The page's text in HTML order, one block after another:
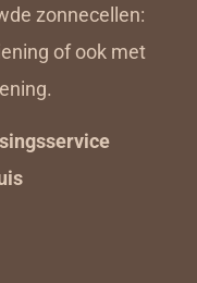
zonnecellen:
of ook met